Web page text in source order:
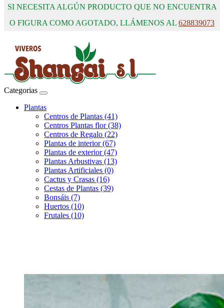
SI NECESITA ALGÚN PRODUCTO QUE NO ENCUENTRA
O FIGURA COMO AGOTADO, LLÁMENOS AL 628839073
Categorias
Plantas
Centros de Plantas (41)
Centros Plantas flor (38)
Centros de Regalo (22)
Plantas de interior (67)
Plantas de exterior (47)
Plantas Arbustivas (13)
Plantas Artificiales (0)
Cactus y Crasas (16)
Cestas de Plantas (39)
Bonsáis (7)
Huertos (10)
Frutales (10)